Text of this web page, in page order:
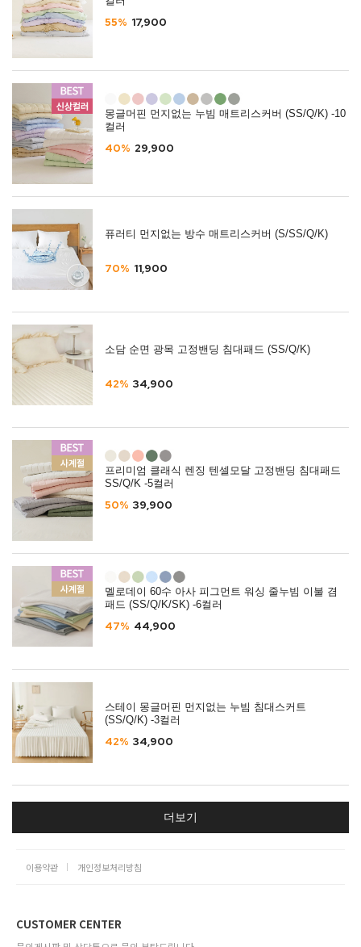
55% 17,900
몽글머핀 먼지없는 누빔 매트리스커버 (SS/Q/K) -10
컬러
40% 29,900
퓨러티 먼지없는 방수 매트리스커버 (S/SS/Q/K)
70% 11,900
소담 순면 광목 고정밴딩 침대패드 (SS/Q/K)
42% 34,900
프리미엄 클래식 렌징 텐셀모달 고정밴딩 침대패드
SS/Q/K -5컬러
50% 39,900
멜로데이 60수 아사 피그먼트 워싱 줄누빔 이불 겸
패드 (SS/Q/K/SK) -6컬러
47% 44,900
스테이 몽글머핀 먼지없는 누빔 침대스커트
(SS/Q/K) -3컬러
42% 34,900
더보기
이용약관 개인정보처리방침
CUSTOMER CENTER